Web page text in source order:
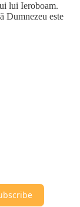
lui Ieroboam.
Dumnezeu este